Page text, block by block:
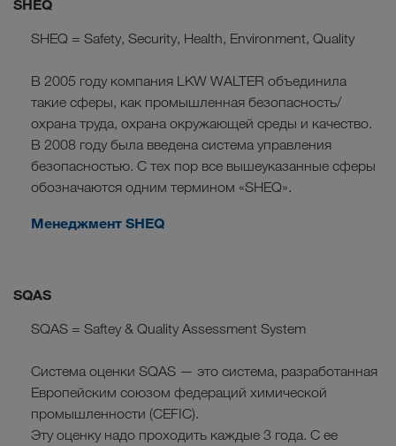
SHEQ
SHEQ = Safety, Security, Health, Environment, Quality
В 2005 году компания LKW WALTER объединила
такие сферы, как промышленная безопасность/
охрана труда, охрана окружающей среды и качество.
В 2008 году была введена система управления
безопасностью. С тех пор все вышеуказанные сферы
обозначаются одним термином «SHEQ».
Менеджмент SHEQ
SQAS
SQAS = Saftey & Quality Assessment System
Система оценки SQAS — это система, разработанная
Европейским союзом федераций химической
промышленности (CEFIC).
Эту оценку надо проходить каждые 3 года. С ее